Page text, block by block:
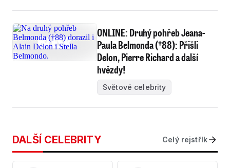
ONLINE: Druhý pohřeb Jeana-
Paula Belmonda (†88): Přišli
Delon, Pierre Richard a další
hvězdy!
Světové celebrity
DALŠÍ CELEBRITY Celý rejstřík